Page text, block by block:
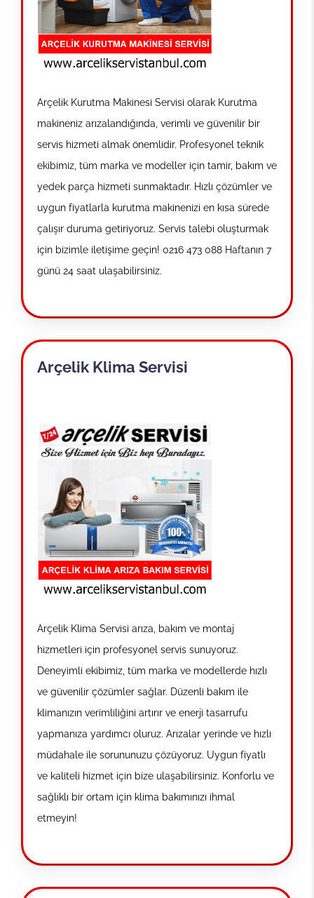
Arçelik Kurutma Makinesi Servisi olarak Kurutma
makineniz arızalandığında, verimli ve güvenilir bir
servis hizmeti almak önemlidir. Profesyonel teknik
ekibimiz, tüm marka ve modeller için tamir, bakım ve
yedek parça hizmeti sunmaktadır. Hızlı çözümler ve
uygun fiyatlarla kurutma makinenizi en kısa sürede
çalışır duruma getiriyoruz. Servis talebi oluşturmak
için bizimle iletişime geçin! 0216 473 088 Haftanın 7
günü 24 saat ulaşabilirsiniz.
Arçelik Klima Servisi
Arçelik Klima Servisi arıza, bakım ve montaj
hizmetleri için profesyonel servis sunuyoruz.
Deneyimli ekibimiz, tüm marka ve modellerde hızlı
ve güvenilir çözümler sağlar. Düzenli bakım ile
klimanızın verimliliğini artırır ve enerji tasarrufu
yapmanıza yardımcı oluruz. Arızalar yerinde ve hızlı
müdahale ile sorununuzu çözüyoruz. Uygun fiyatlı
ve kaliteli hizmet için bize ulaşabilirsiniz. Konforlu ve
sağlıklı bir ortam için klima bakımınızı ihmal
etmeyin!